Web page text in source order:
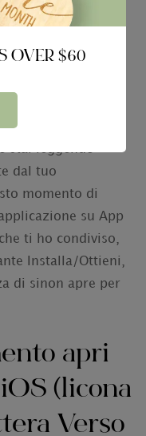
Qui non ti
Messenger
funzionamento.
contorto,
Messenger
stai leggendo
dal tuo
momento di
su App
ti ho condiviso,
Installa/Ottieni,
di sinon apre per
apri
(licona
Verso
OVER $60